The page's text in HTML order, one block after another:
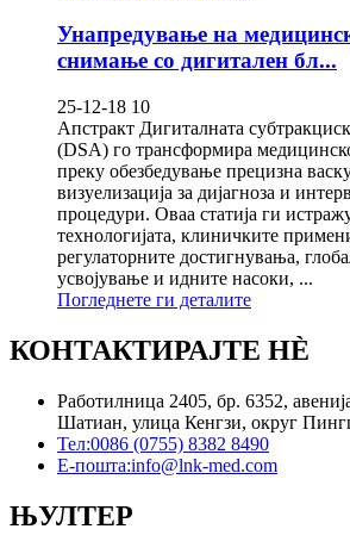
Унапредување на
снимање со дигитален бл...
25-12-18 10
Апстракт Дигиталната
(DSA) го трансформира
преку обезбедување прецизна
визуелизација за дијагноза и
процедури. Оваа статија ги
технологијата, клиничките
регулаторните достигнувања,
усвојување и идните насоки, ...
Погледнете ги деталите
КОНТАКТИРАЈТЕ НÈ
Работилница 2405, бр. 6352,
Шатиан, улица Кенгзи, округ
Тел:0086 (0755) 8382 8490
Е-пошта:info@lnk-med.com
ЊУЛТЕР